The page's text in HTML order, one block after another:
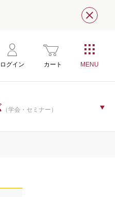
閉じ
ログイン カート
（学会・セミナー）